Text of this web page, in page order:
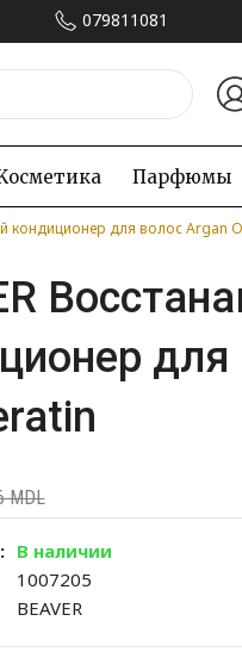
079811081
Парфюмы
кондиционер для волос Argan
для
MDL
В наличии
1007205
BEAVER